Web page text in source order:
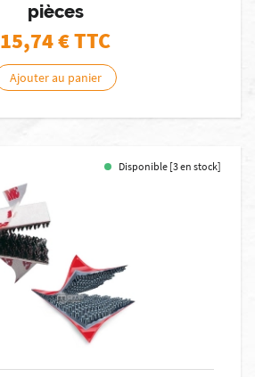
pièces
15,74€ TTC
Ajouter au panier
Disponible [3 en stock]